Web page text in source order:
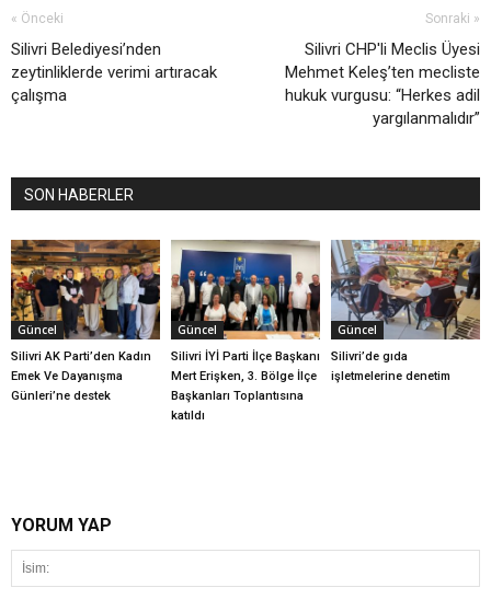
« Önceki
Silivri Belediyesi’nden
zeytinliklerde verimi artıracak
çalışma
Sonraki »
Silivri CHP'li Meclis Üyesi
Mehmet Keleş’ten mecliste
hukuk vurgusu: “Herkes adil
yargılanmalıdır”
SON HABERLER
Güncel
Silivri AK Parti’den Kadın
Emek Ve Dayanışma
Günleri’ne destek
Güncel
Silivri İYİ Parti İlçe Başkanı
Mert Erişken, 3. Bölge İlçe
Başkanları Toplantısına
katıldı
Güncel
Silivri’de gıda
işletmelerine denetim
YORUM YAP